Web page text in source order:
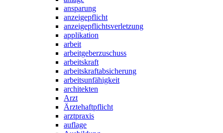
ansparung
anzeigepflicht
anzeigepflichtsverletzung
applikation
arbeit
arbeitgeberzuschuss
arbeitskraft
arbeitskraftabsicherung
arbeitsunfähigkeit
architekten
Arzt
Ärztehaftpflicht
arztpraxis
auflage